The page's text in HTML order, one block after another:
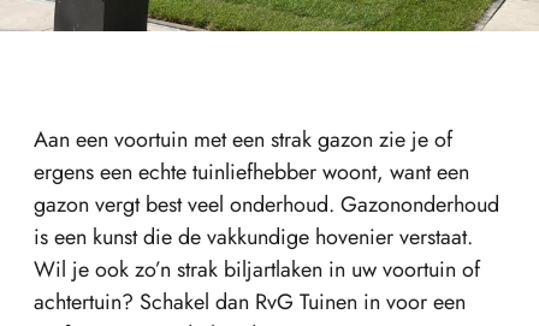
Aan een voortuin met een strak gazon zie je of
ergens een echte tuinliefhebber woont, want een
gazon vergt best veel onderhoud. Gazononderhoud
is een kunst die de vakkundige hovenier verstaat.
Wil je ook zo’n strak biljartlaken in uw voortuin of
achtertuin? Schakel dan RvG Tuinen in voor een